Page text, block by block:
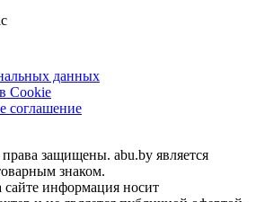
данных
Cookie
соглашение
защищены. abu.by является
знаком.
сайте информация носит